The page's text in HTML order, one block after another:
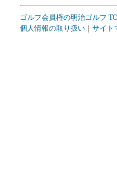
ゴルフ会員権の明治ゴルフ
個人情報の取り扱い
サイト